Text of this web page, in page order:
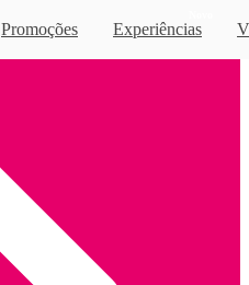
Promoções Experiências